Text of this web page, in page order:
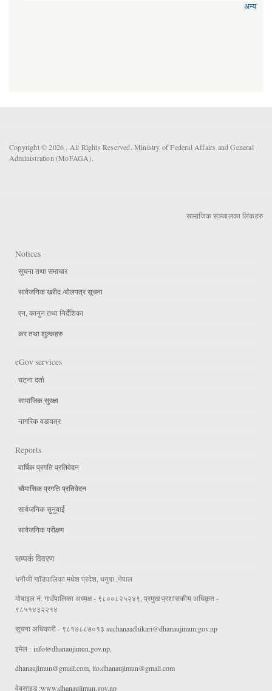
अन्य
Copyright © 2026 . All Rights Reserved. Ministry of Federal Affairs and General
Administration (MoFAGA).
सामाजिक सञ्जालका लिंकहरु
Notices
सूचना तथा समाचार
सार्वजनिक खरीद /बोलपत्र सूचना
एन, कानुन तथा निर्देशिका
कर तथा शुल्कहरु
eGov services
घटना दर्ता
सामाजिक सुरक्षा
नागरिक वडापत्र
Reports
वार्षिक प्रगति प्रतिवेदन
चौमासिक प्रगति प्रतिवेदन
सार्वजनिक सुनुवाई
सार्वजनिक परीक्षण
सम्पर्क विवरण
धनौजी गाॉउपालिका मधेश प्रदेश, धनुषा ,नेपाल
मोबाइल नं. गाउँपालिका अध्यक्ष - ९८००८२५२४९, प्रमुख प्रशासकीय अधिकृत -
९८५१४३२२१४
सूचना अधिकारी - ९८१७८८७०१३ suchanaadhikari@dhanaujimun.gov.np
इमेल : info@dhanaujimun.gov.np
dhanaujimun@gmail.com ito.dhanaujimun@gmail.com
वेबसाइड :www.dhanaujimun.gov.np